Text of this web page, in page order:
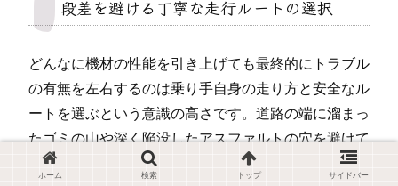
段差を避ける丁寧な走行ルートの選択
どんなに機材の性能を引き上げても最終的にトラブル
の有無を左右するのは乗り手自身の走り方と安全なル
ートを選ぶという意識の高さです。道路の端に溜まっ
たゴミの山や深く陥没したアスファルトの穴を避けて
走るだけでもリスクは激減します。
ホーム 検索 トップ サイドバー